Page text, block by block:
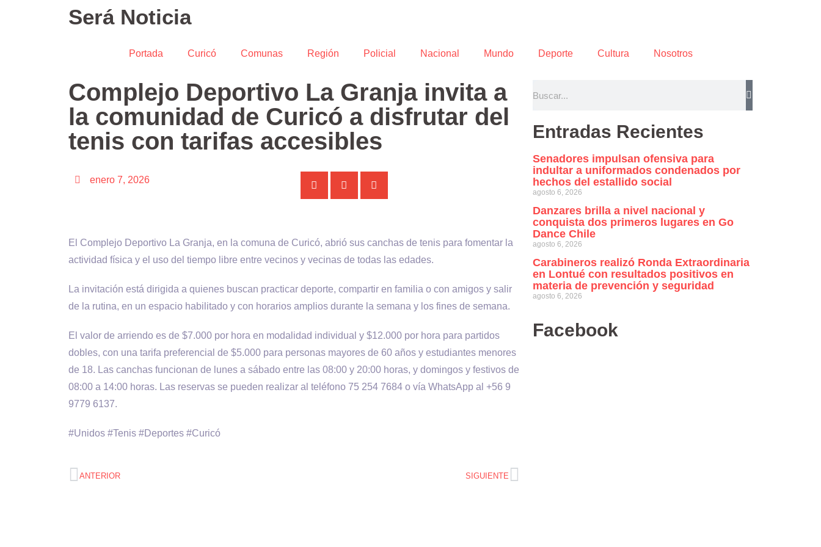
Será Noticia
Portada Curicó Comunas Región Policial Nacional Mundo Deporte Cultura Nosotros
Complejo Deportivo La Granja invita a
la comunidad de Curicó a disfrutar del
tenis con tarifas accesibles
enero 7, 2026
El Complejo Deportivo La Granja, en la comuna de Curicó, abrió sus canchas de tenis para fomentar la
actividad física y el uso del tiempo libre entre vecinos y vecinas de todas las edades.
La invitación está dirigida a quienes buscan practicar deporte, compartir en familia o con amigos y salir
de la rutina, en un espacio habilitado y con horarios amplios durante la semana y los fines de semana.
El valor de arriendo es de $7.000 por hora en modalidad individual y $12.000 por hora para partidos
dobles, con una tarifa preferencial de $5.000 para personas mayores de 60 años y estudiantes menores
de 18. Las canchas funcionan de lunes a sábado entre las 08:00 y 20:00 horas, y domingos y festivos de
08:00 a 14:00 horas. Las reservas se pueden realizar al teléfono 75 254 7684 o vía WhatsApp al +56 9
9779 6137.
#Unidos #Tenis #Deportes #Curicó
ANTERIOR SIGUIENTE
Entradas Recientes
Senadores impulsan ofensiva para
indultar a uniformados condenados por
hechos del estallido social
agosto 6, 2026
Danzares brilla a nivel nacional y
conquista dos primeros lugares en Go
Dance Chile
agosto 6, 2026
Carabineros realizó Ronda Extraordinaria
en Lontué con resultados positivos en
materia de prevención y seguridad
agosto 6, 2026
Facebook